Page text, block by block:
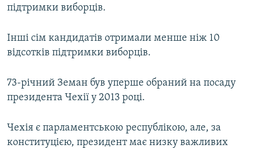
підтримки виборців.
Інші сім кандидатів отримали менше ніж 10
відсотків підтримки виборців.
73-річний Земан був уперше обраний на посаду
президента Чехії у 2013 році.
Чехія є парламентською республікою, але, за
конституцією, президент має низку важливих